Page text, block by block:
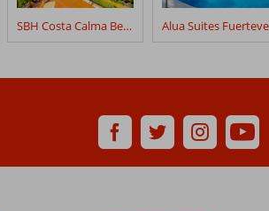
SBH Costa Calma Beach Resort